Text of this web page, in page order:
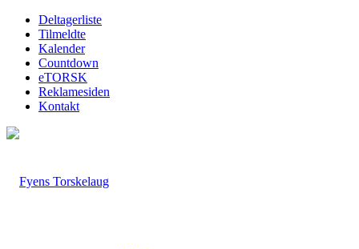
Deltagerliste
Tilmeldte
Kalender
Countdown
eTORSK
Reklamesiden
Kontakt